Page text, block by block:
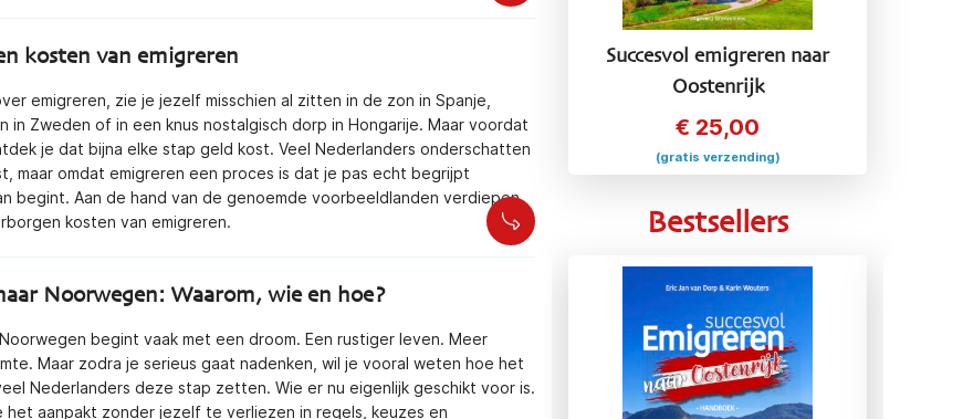
kosten van emigreren
emigreren, zie je jezelf misschien al zitten in de zon in Spanje,
in Zweden of in een knus nostalgisch dorp in Hongarije. Maar voordat
je dat bijna elke stap geld kost. Veel Nederlanders onderschatten
maar omdat emigreren een proces is dat je pas echt begrijpt
begint. Aan de hand van de genoemde voorbeeldlanden verdiepen
kosten van emigreren.
Noorwegen: Waarom, wie en hoe?
begint vaak met een droom. Een rustiger leven. Meer
Maar zodra je serieus gaat nadenken, wil je vooral weten hoe het
Nederlanders deze stap zetten. Wie er nu eigenlijk geschikt voor is.
het aanpakt zonder jezelf te verliezen in regels, keuzes en
Succesvol emigreren naar
Oostenrijk
€ 25,00
(gratis verzending)
Bestsellers